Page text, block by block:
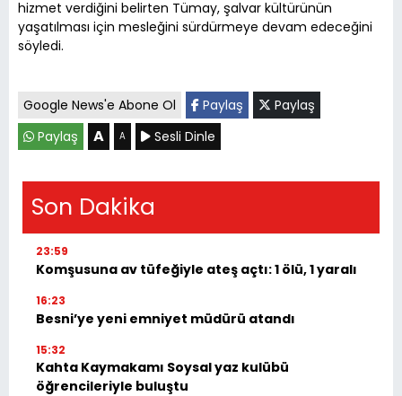
hizmet verdiğini belirten Tümay, şalvar kültürünün
yaşatılması için mesleğini sürdürmeye devam edeceğini
söyledi.
Google News'e Abone Ol Paylaş
Paylaş
Paylaş
A A Sesli Dinle
Son Dakika
23:59
Komşusuna av tüfeğiyle ateş açtı: 1 ölü, 1 yaralı
16:23
Besni’ye yeni emniyet müdürü atandı
15:32
Kahta Kaymakamı Soysal yaz kulübü
öğrencileriyle buluştu